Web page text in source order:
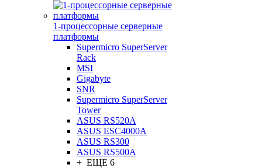
1-процессорные серверные
платформы
Supermicro SuperServer
Rack
MSI
Gigabyte
SNR
Supermicro SuperServer
Tower
ASUS RS520A
ASUS ESC4000A
ASUS RS300
ASUS RS500A
+ ЕЩЕ 6